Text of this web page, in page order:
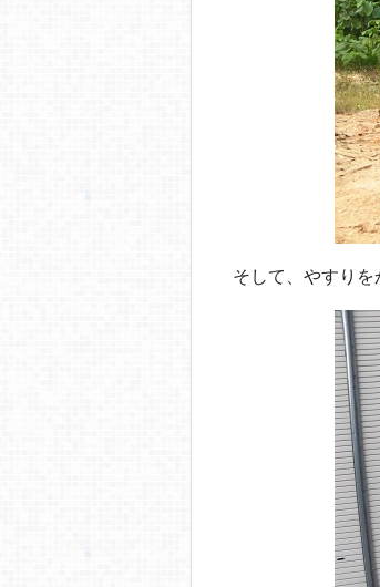
そして、やすり